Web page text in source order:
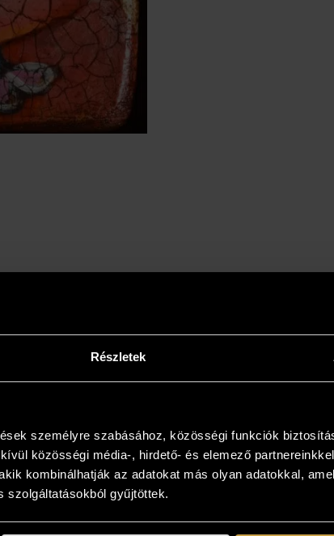
Részletek
személyre szabásához, közösségi funkciók
közösségi média-, hirdető- és elemező
kombinálhatják az adatokat más olyan adatokkal,
szolgáltatásokból gyűjtöttek.
az otthonában!